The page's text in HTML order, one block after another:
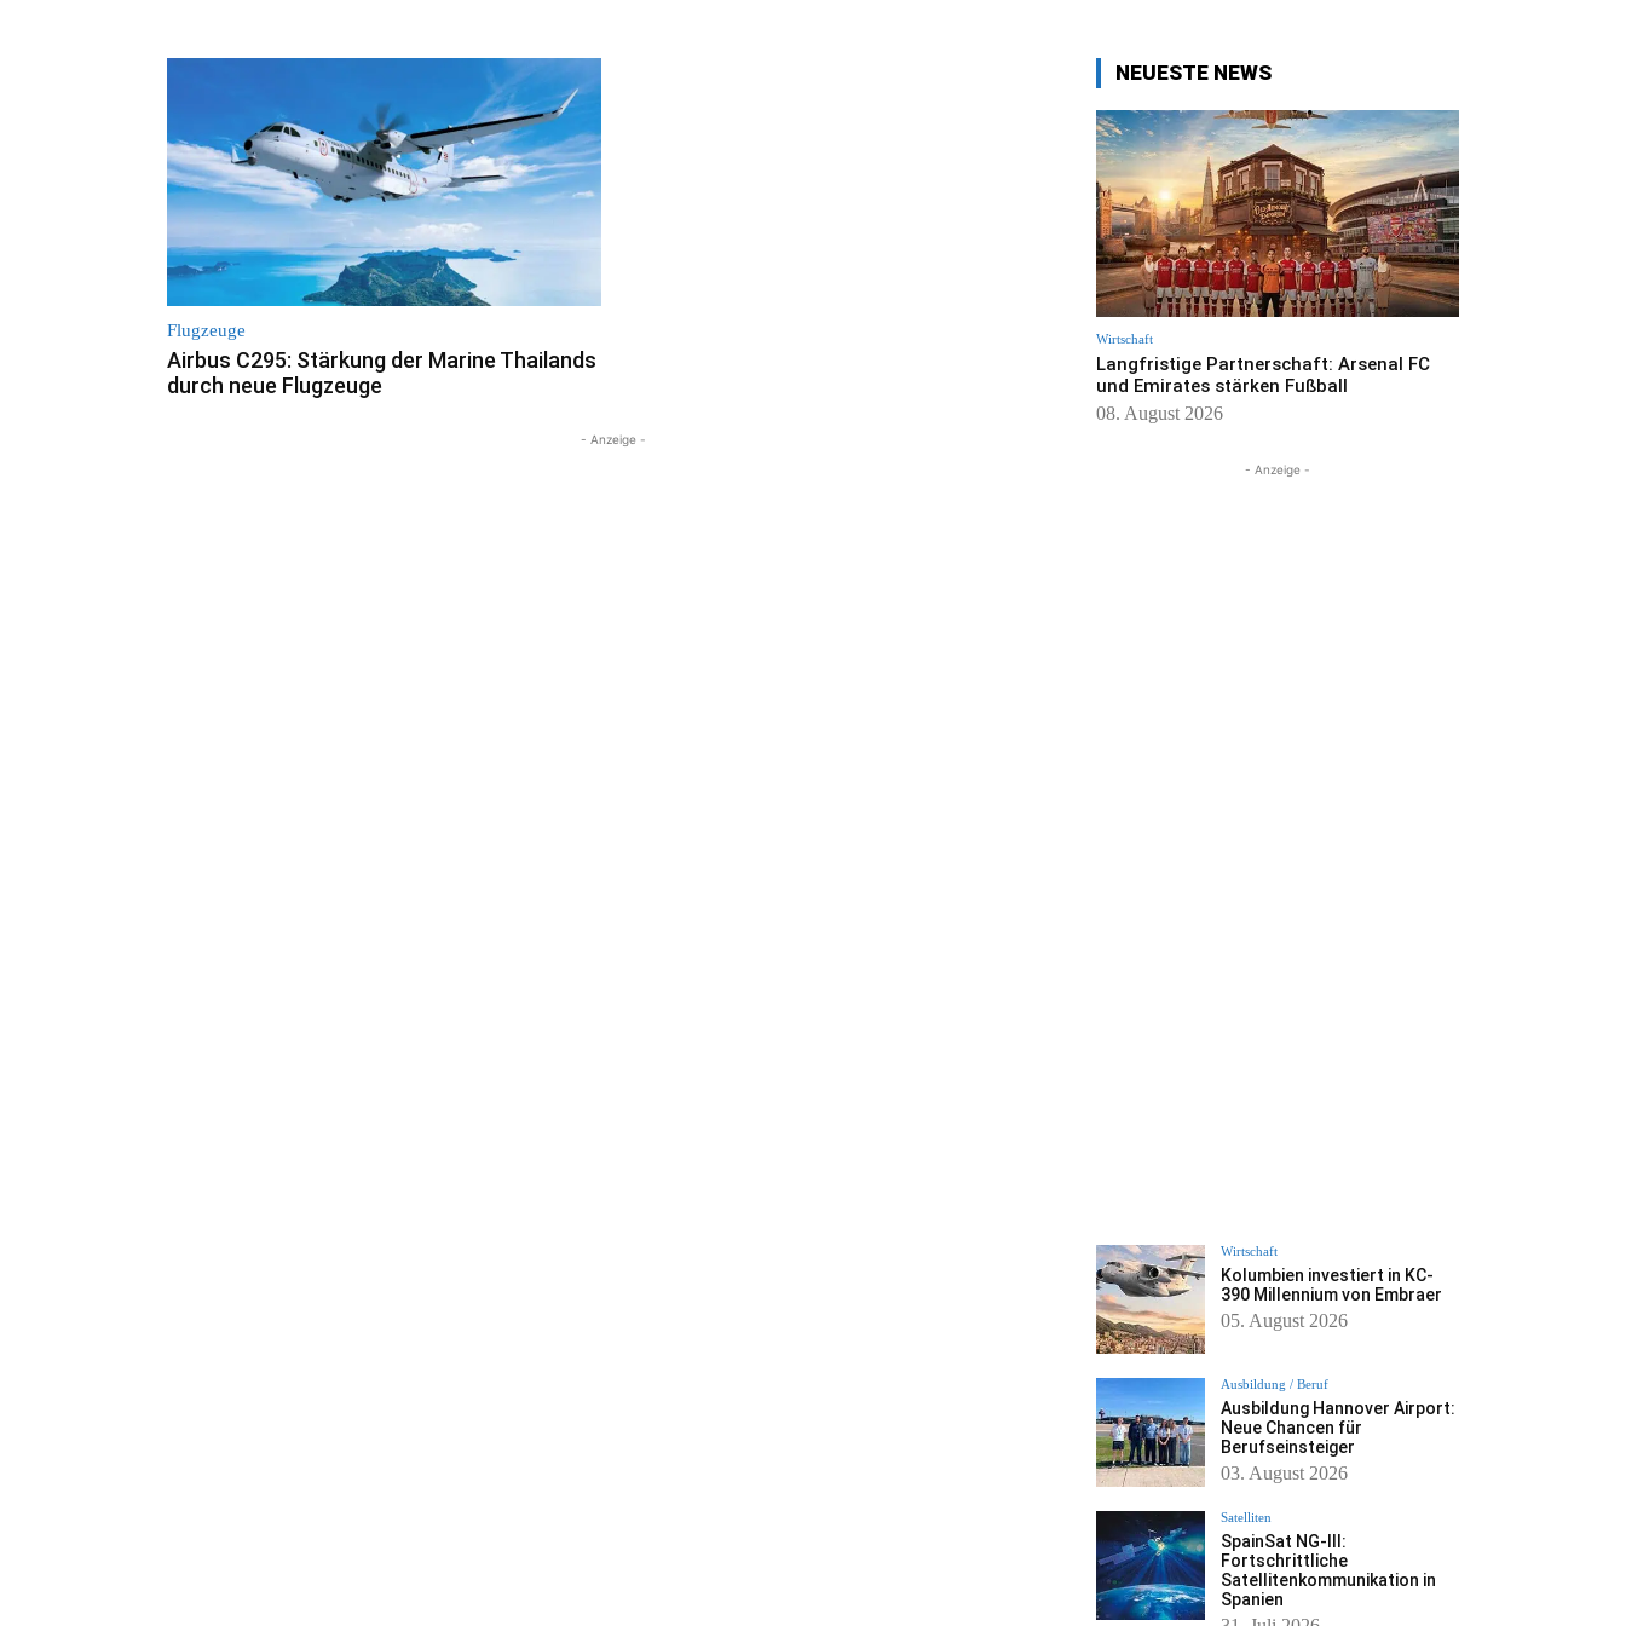
Flugzeuge
Airbus C295: Stärkung der Marine Thailands
durch neue Flugzeuge
- Anzeige -
NEUESTE NEWS
Wirtschaft
Langfristige Partnerschaft: Arsenal FC
und Emirates stärken Fußball
08. August 2026
- Anzeige -
Wirtschaft
Kolumbien investiert in KC-
390 Millennium von Embraer
05. August 2026
Ausbildung / Beruf
Ausbildung Hannover Airport:
Neue Chancen für
Berufseinsteiger
03. August 2026
Satelliten
SpainSat NG-III:
Fortschrittliche
Satellitenkommunikation in
Spanien